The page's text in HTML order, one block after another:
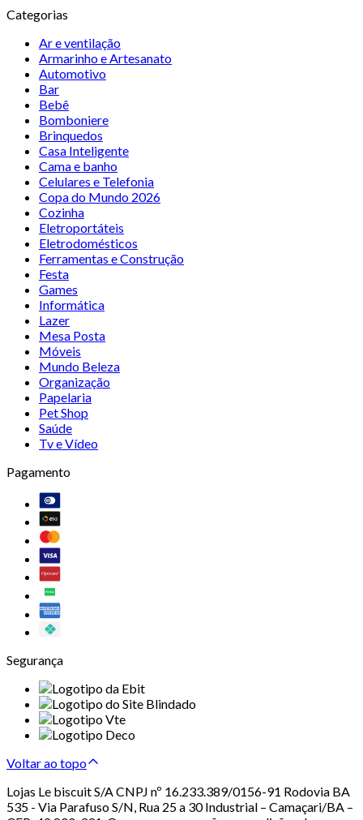
Categorias
Ar e ventilação
Armarinho e Artesanato
Automotivo
Bar
Bebê
Bomboniere
Brinquedos
Casa Inteligente
Cama e banho
Celulares e Telefonia
Copa do Mundo 2026
Cozinha
Eletroportáteis
Eletrodomésticos
Ferramentas e Construção
Festa
Games
Informática
Lazer
Mesa Posta
Móveis
Mundo Beleza
Organização
Papelaria
Pet Shop
Saúde
Tv e Vídeo
Pagamento
Segurança
Voltar ao topo
Lojas Le biscuit S/A CNPJ nº 16.233.389/0156-91 Rodovia BA
535 - Via Parafuso S/N, Rua 25 a 30 Industrial – Camaçari/BA –